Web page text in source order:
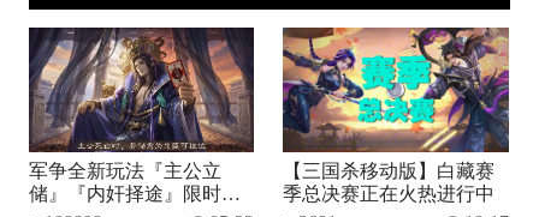
军争全新玩法『主公立
储』『内奸择途』限时开
【三国杀移动版】白藏赛
季总决赛正在火热进行中